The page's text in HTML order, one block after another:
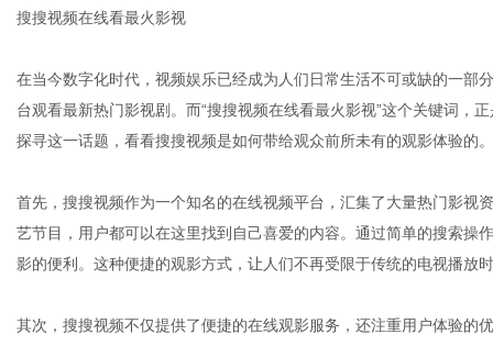
搜搜视频在线看最火影视
在当今数字化时代，视频娱乐已经成为人们日常生活不可或缺的一部
台观看最新热门影视剧。而“搜搜视频在线看最火影视”这个关键词，
探寻这一话题，看看搜搜视频是如何带给观众前所未有的观影体验的。
首先，搜搜视频作为一个知名的在线视频平台，汇集了大量热门影视
艺节目，用户都可以在这里找到自己喜爱的内容。通过简单的搜索操
影的便利。这种便捷的观影方式，让人们不再受限于传统的电视播放
其次，搜搜视频不仅提供了便捷的在线观影服务，还注重用户体验的